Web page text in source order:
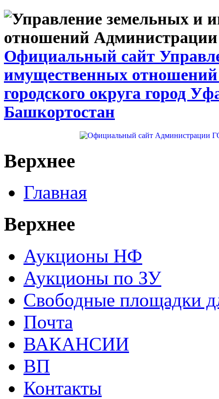
Официальный сайт
имущественных
городского округа город
Башкортостан
Верхнее
Главная
Верхнее
Аукционы НФ
Аукционы по ЗУ
Свободные площадки
Почта
ВАКАНСИИ
ВП
Контакты